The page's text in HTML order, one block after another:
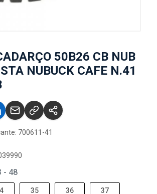
50B26 CB NUB
NUBUCK CAFE N.41
700611-41
- 48
35 36 37